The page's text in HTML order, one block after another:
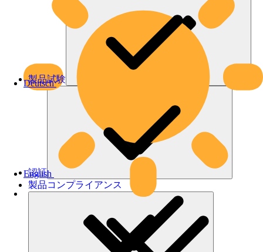
Deutsch
English
製品試験
認証
製品コンプライアンス